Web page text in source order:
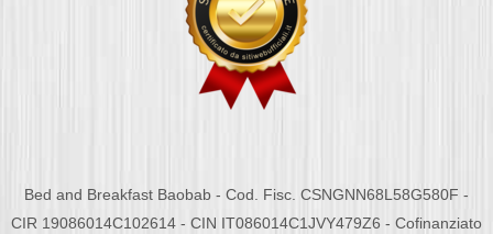
Bed and Breakfast Baobab - Cod. Fisc. CSNGNN68L58G580F -
CIR 19086014C102614 - CIN IT086014C1JVY479Z6 - Cofinanziato